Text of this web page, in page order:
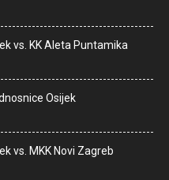
vs. KK Aleta Puntamika
Osijek
vs. MKK Novi Zagreb